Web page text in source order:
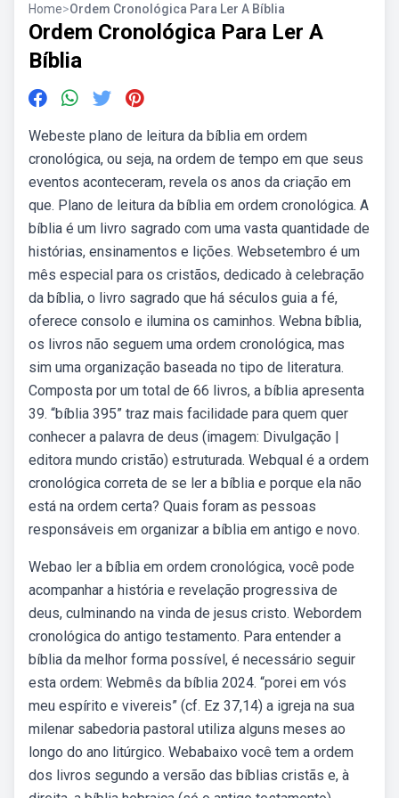
Home>Ordem Cronológica Para Ler A Bíblia
Ordem Cronológica Para Ler A
Bíblia
Webeste plano de leitura da bíblia em ordem
cronológica, ou seja, na ordem de tempo em que seus
eventos aconteceram, revela os anos da criação em
que. Plano de leitura da bíblia em ordem cronológica. A
bíblia é um livro sagrado com uma vasta quantidade de
histórias, ensinamentos e lições. Websetembro é um
mês especial para os cristãos, dedicado à celebração
da bíblia, o livro sagrado que há séculos guia a fé,
oferece consolo e ilumina os caminhos. Webna bíblia,
os livros não seguem uma ordem cronológica, mas
sim uma organização baseada no tipo de literatura.
Composta por um total de 66 livros, a bíblia apresenta
39. “bíblia 395” traz mais facilidade para quem quer
conhecer a palavra de deus (imagem: Divulgação |
editora mundo cristão) estruturada. Webqual é a ordem
cronológica correta de se ler a bíblia e porque ela não
está na ordem certa? Quais foram as pessoas
responsáveis em organizar a bíblia em antigo e novo.
Webao ler a bíblia em ordem cronológica, você pode
acompanhar a história e revelação progressiva de
deus, culminando na vinda de jesus cristo. Webordem
cronológica do antigo testamento. Para entender a
bíblia da melhor forma possível, é necessário seguir
esta ordem: Webmês da bíblia 2024. “porei em vós
meu espírito e vivereis” (cf. Ez 37,14) a igreja na sua
milenar sabedoria pastoral utiliza alguns meses ao
longo do ano litúrgico. Webabaixo você tem a ordem
dos livros segundo a versão das bíblias cristãs e, à